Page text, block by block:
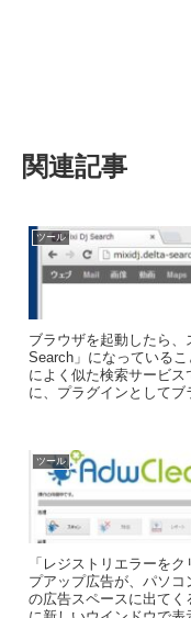
関連記事
ツール
ブラウザを起動したら
Search」になっている
によく似た検索サービ
に、プラグインとしてブ
ツール
「レジストリエラーを
プアップ広告が、パソ
の広告スペースに出て